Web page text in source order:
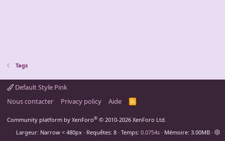
Tags
Default Style Pink
Nous contacter
Privacy policy Aide
R
Community platform by XenForo® © 2010-2026 XenForo Ltd.
Largeur
Requêtes 8 Temps 0.0754s Mémoire 3.00MB